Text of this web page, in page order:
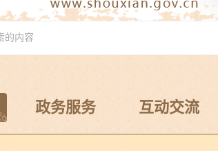
政务服务 互动交流